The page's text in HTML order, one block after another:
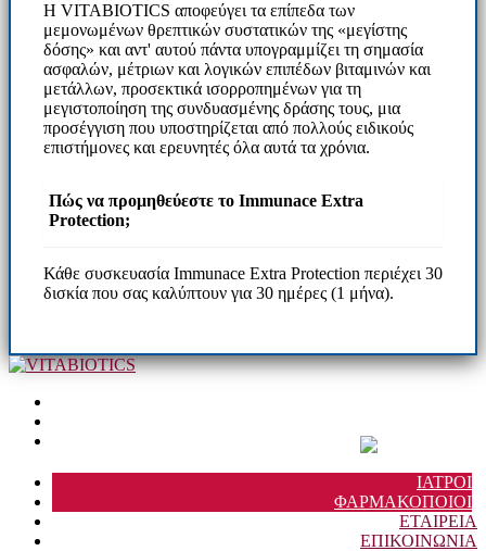
Η VITABIOTICS αποφεύγει τα επίπεδα των
μεμονωμένων θρεπτικών συστατικών της «μεγίστης
δόσης» και αντ' αυτού πάντα υπογραμμίζει τη σημασία
ασφαλών, μέτριων και λογικών επιπέδων βιταμινών και
μετάλλων, προσεκτικά ισορροπημένων για τη
μεγιστοποίηση της συνδυασμένης δράσης τους, μια
προσέγγιση που υποστηρίζεται από πολλούς ειδικούς
επιστήμονες και ερευνητές όλα αυτά τα χρόνια.
Πώς να προμηθεύεστε το Immunace Extra
Protection;
Κάθε συσκευασία Immunace Extra Protection περιέχει 30
δισκία που σας καλύπτουν για 30 ημέρες (1 μήνα).
ΙΑΤΡΟΙ
ΦΑΡΜΑΚΟΠΟΙΟΙ
ΕΤΑΙΡΕΙΑ
ΕΠΙΚΟΙΝΩΝΙΑ